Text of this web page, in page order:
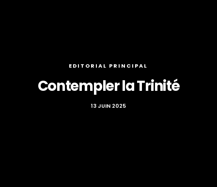
EDITORIAL PRINCIPAL
Contempler la Trinité
13 JUIN 2025